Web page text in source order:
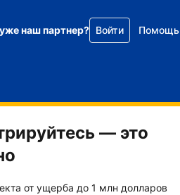
наш партнер? Войти Помощь
— это
от ущерба до 1 млн долларов